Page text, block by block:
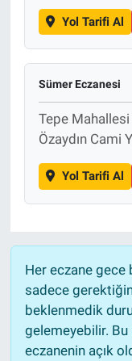
Yol Tarifi Al
Sümer Eczanesi
Tepe Mahallesi
Özaydın Cami
Yol Tarifi Al
Her eczane gece
sadece
beklenmedik
gelemeyebilir. Bu
eczanenin açık